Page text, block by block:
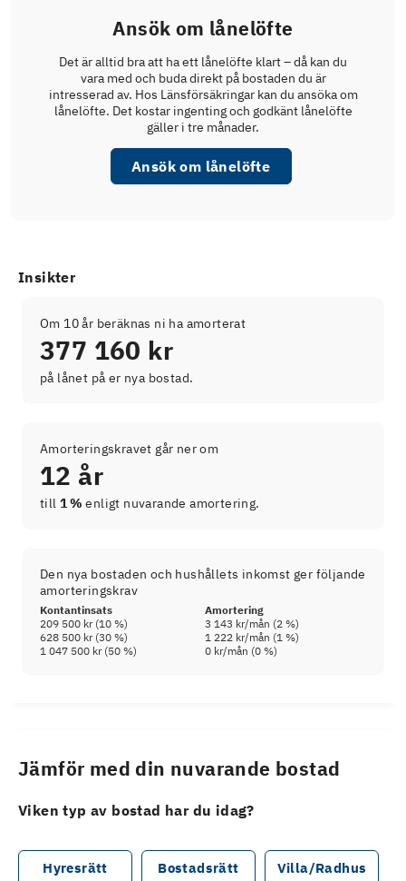
Ansök om lånelöfte
Det är alltid bra att ha ett lånelöfte klart – då kan du
vara med och buda direkt på bostaden du är
intresserad av. Hos Länsförsäkringar kan du ansöka om
lånelöfte. Det kostar ingenting och godkänt lånelöfte
gäller i tre månader.
Ansök om lånelöfte
Insikter
Om 10 år beräknas ni ha amorterat
377 160 kr
på lånet på er nya bostad.
Amorteringskravet går ner om
12 år
till 1 % enligt nuvarande amortering.
Den nya bostaden och hushållets inkomst ger följande
amorteringskrav
Kontantinsats
Amortering
209 500 kr(10 %) 3 143 kr/mån (2 %)
628 500 kr(30 %) 1 222 kr/mån (1 %)
1 047 500 kr(50 %) 0 kr/mån (0 %)
Jämför med din nuvarande bostad
Viken typ av bostad har du idag?
Hyresrätt Bostadsrätt Villa/Radhus